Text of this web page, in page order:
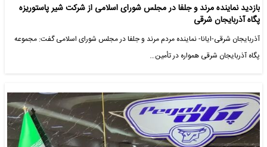
بازدید نماینده مرند و جلفا در مجلس شورای اسلامی از شرکت شیر پاستوریزه
پگاه آذربایجان شرقی
آذربایجان شرقی-ایانا- نماینده مردم مرند و جلفا در مجلس شورای اسلامی گفت: مجموعه
پگاه آذربایجان شرقی همواره در تأمین…